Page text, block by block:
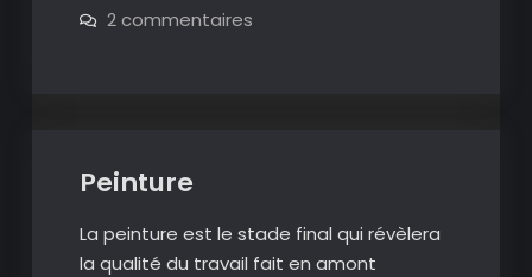
410
2 commentairessur
Peinture
La peinture est le stade final qui révèlera
la qualité du travail fait en amont